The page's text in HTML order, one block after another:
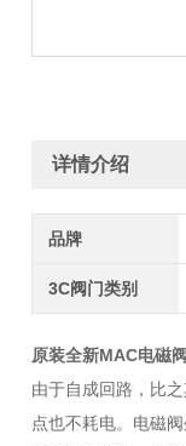
详情介绍
品牌
3C阀门类别
原装全新MAC电磁
由于自成回路，比
点也不耗电。电磁